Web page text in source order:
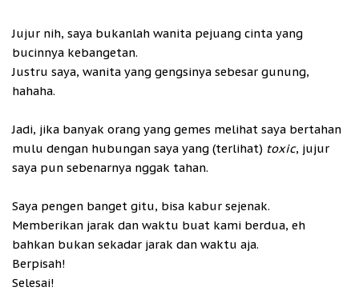
Jujur nih, saya bukanlah wanita pejuang cinta yang
bucinnya kebangetan.
Justru saya, wanita yang gengsinya sebesar gunung,
hahaha.
Jadi, jika banyak orang yang gemes melihat saya bertahan
mulu dengan hubungan saya yang (terlihat) toxic, jujur
saya pun sebenarnya nggak tahan.
Saya pengen banget gitu, bisa kabur sejenak.
Memberikan jarak dan waktu buat kami berdua, eh
bahkan bukan sekadar jarak dan waktu aja.
Berpisah!
Selesai!